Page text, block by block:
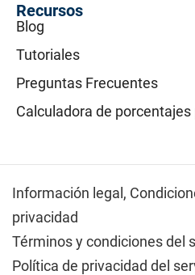
Recursos
Blog
Tutoriales
Preguntas Frecuentes
Calculadora de
Información legal,
privacidad
Términos y condiciones del
Política de privacidad del